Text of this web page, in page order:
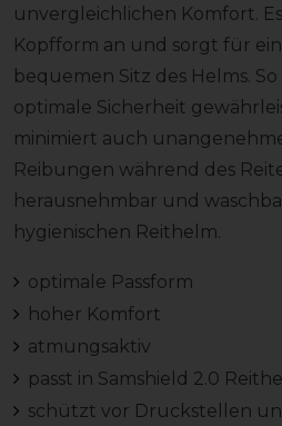
unvergleichlichen Komfort.
Kopfform an und sorgt für
bequemen Sitz des Helms.
optimale Sicherheit
minimiert auch
Reibungen während des
herausnehmbar und
hygienischen Reithelm.
optimale Passform
hoher Komfort
atmungsaktiv
passt in Samshield 2.0
schützt vor Druckstellen